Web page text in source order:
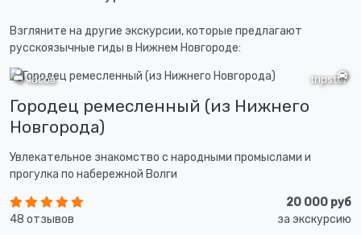
Взгляните на другие экскурсии, которые предлагают
русскоязычные гиды в Нижнем Новгороде:
tripster
8 часов
Городец ремесленный (из Нижнего
Новгорода)
Увлекательное знакомство с народными промыслами и
прогулка по набережной Волги
48 отзывов
20 000 руб
за экскурсию